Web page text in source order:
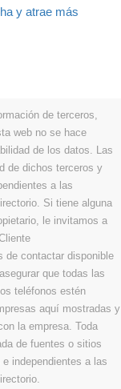
y atrae más
de terceros,
web no se hace
de los datos. Las
de dichos terceros y
a las
Si tiene alguna
le invitamos a
de contactar disponible
que todas las
teléfonos estén
aquí mostradas y
la empresa. Toda
de fuentes o sitios
independientes a las